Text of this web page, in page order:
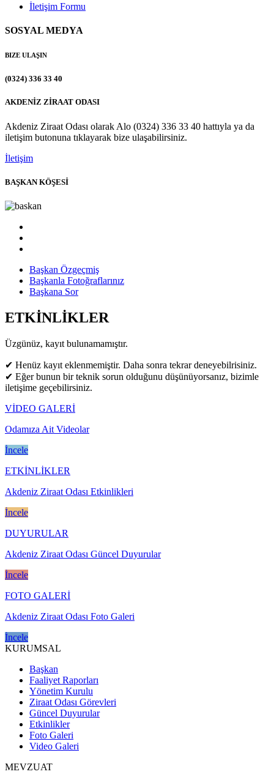
İletişim Formu
SOSYAL MEDYA
BIZE ULAŞIN
(0324) 336 33 40
AKDENİZ ZİRAAT ODASI
Akdeniz Ziraat Odası olarak Alo (0324) 336 33 40 hattıyla ya da
iletişim butonuna tıklayarak bize ulaşabilirsiniz.
İletişim
BAŞKAN KÖŞESİ
Başkan Özgeçmiş
Başkanla Fotoğraflarınız
Başkana Sor
ETKİNLİKLER
Üzgünüz, kayıt bulunamamıştır.
✔ Henüz kayıt eklenmemiştir. Daha sonra tekrar deneyebilrisiniz.
✔ Eğer bunun bir teknik sorun olduğunu düşünüyorsanız, bizimle
iletişime geçebilirsiniz.
VİDEO GALERİ
Odamıza Ait Videolar
İncele
ETKİNLİKLER
Akdeniz Ziraat Odası Etkinlikleri
İncele
DUYURULAR
Akdeniz Ziraat Odası Güncel Duyurular
İncele
FOTO GALERİ
Akdeniz Ziraat Odası Foto Galeri
İncele
KURUMSAL
Başkan
Faaliyet Raporları
Yönetim Kurulu
Ziraat Odası Görevleri
Güncel Duyurular
Etkinlikler
Foto Galeri
Video Galeri
MEVZUAT